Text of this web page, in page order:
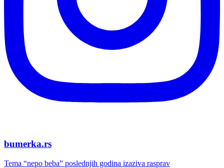
bumerka.rs
Tema “nepo beba” poslednjih godina izaziva rasprav